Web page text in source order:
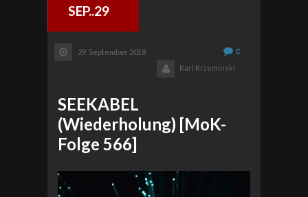
SEP..29
29. September 2018
0
Karl Krzeminski
SEEKABEL
(Wiederholung) [MoK-
Folge 566]